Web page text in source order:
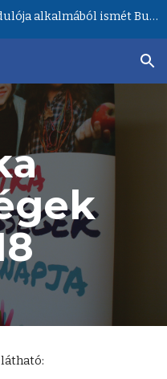
A RIROSZ fennállásának 20. évfordulója alkalmából ismét Budapesten lesz a Ritka Betegségek Világnapja központi rendezvénye!